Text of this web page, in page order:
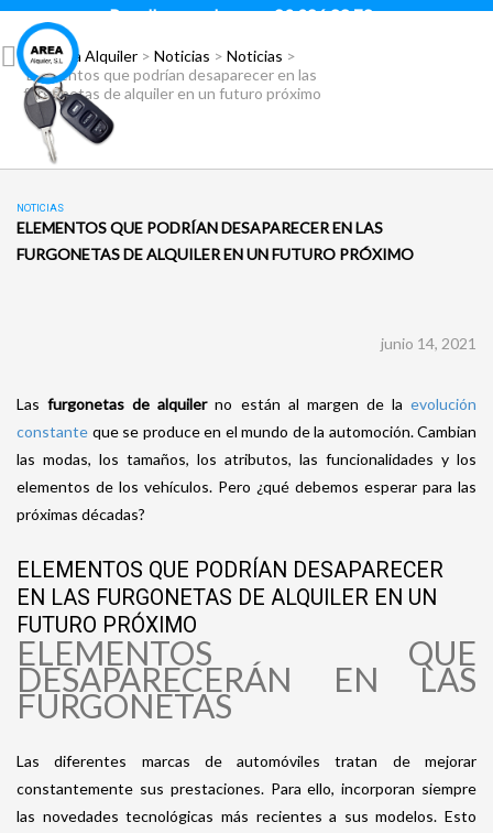
Para llamar pulsar: 93 296 88 78
Área Alquiler> Noticias > Noticias >
Elementos que podrían desaparecer en las
furgonetas de alquiler en un futuro próximo
NOTICIAS
ELEMENTOS QUE PODRÍAN DESAPARECER EN LAS
FURGONETAS DE ALQUILER EN UN FUTURO PRÓXIMO
junio 14, 2021
Lasfurgonetas de alquilerno están al margen de laevolución
constante que se produce en el mundo de la automoción. Cambian
las modas, los tamaños, los atributos, las funcionalidades y los
elementos de los vehículos. Pero ¿qué debemos esperar para las
próximas décadas?
ELEMENTOS QUE PODRÍAN DESAPARECER
EN LAS FURGONETAS DE ALQUILER EN UN
FUTURO PRÓXIMO
ELEMENTOS QUE
DESAPARECERÁN EN LAS
FURGONETAS
Las diferentes marcas de automóviles tratan de mejorar
constantemente sus prestaciones. Para ello, incorporan siempre
las novedades tecnológicas más recientes a sus modelos. Esto